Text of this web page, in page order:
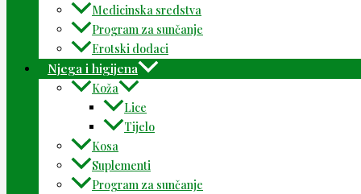
Medicinska sredstva
Program za sunčanje
Erotski dodaci
Njega i higijena
Koža
Lice
Tijelo
Kosa
Suplementi
Program za sunčanje